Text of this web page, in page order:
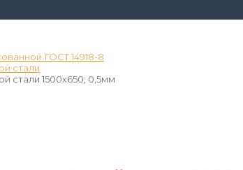
ГОСТ 14918-8
стали
стали 1500х650; 0,5мм